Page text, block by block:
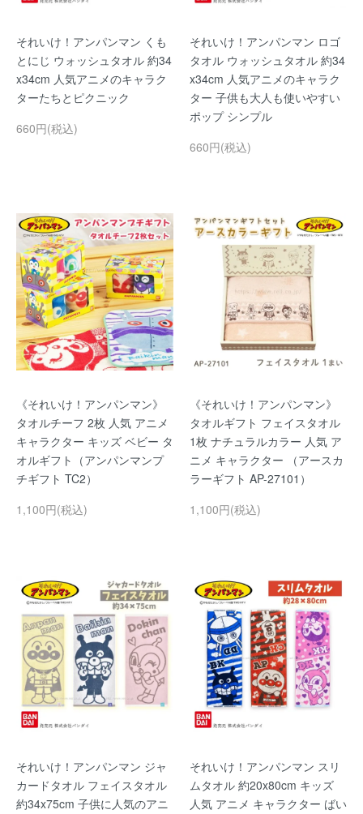
それいけ！アンパンマン くも
とにじ ウォッシュタオル 約34
x34cm 人気アニメのキャラク
ターたちとピクニック
660円(税込)
それいけ！アンパンマン ロゴ
タオル ウォッシュタオル 約34
x34cm 人気アニメのキャラク
ター 子供も大人も使いやすい
ポップ シンプル
660円(税込)
《それいけ！アンパンマン》
タオルチーフ 2枚 人気 アニメ
キャラクター キッズ ベビー タ
オルギフト（アンパンマンプ
チギフト TC2）
1,100円(税込)
《それいけ！アンパンマン》
タオルギフト フェイスタオル
1枚 ナチュラルカラー 人気 ア
ニメ キャラクター （アースカ
ラーギフト AP-27101）
1,100円(税込)
それいけ！アンパンマン ジャ
カードタオル フェイスタオル
約34x75cm 子供に人気のアニ
それいけ！アンパンマン スリ
ムタオル 約20x80cm キッズ
人気 アニメ キャラクター ばい